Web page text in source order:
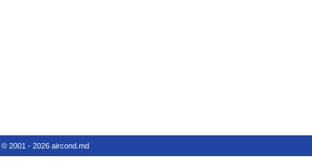
© 2001 - 2026 aircond.md